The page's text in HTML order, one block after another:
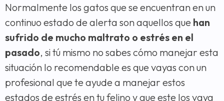
Normalmente los gatos que se encuentran en un
continuo estado de alerta son aquellos que han
sufrido de mucho maltrato o estrés en el
pasado, si tú mismo no sabes cómo manejar esta
situación lo recomendable es que vayas con un
profesional que te ayude a manejar estos
estados de estrés en tu felino y que este los vaya